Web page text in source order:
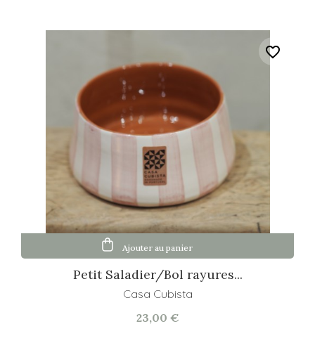
Petit Saladier/Bol rayures...
Casa Cubista
23,00 €
Ajouter au panier
favorite_border